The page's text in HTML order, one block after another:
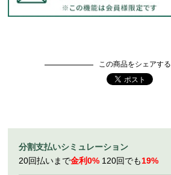
この商品をシェアする
分割支払いシミュレーション
20回払いまで金利0% 120回でも19%